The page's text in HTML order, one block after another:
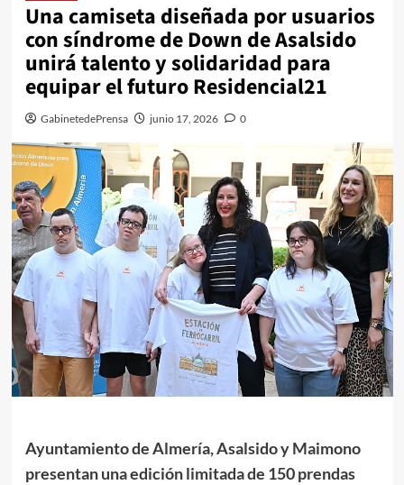
Una camiseta diseñada por usuarios
con síndrome de Down de Asalsido
unirá talento y solidaridad para
equipar el futuro Residencial21
GabinetedePrensa junio 17, 2026 0
Ayuntamiento de Almería, Asalsido y Maimono
presentan una edición limitada de 150 prendas